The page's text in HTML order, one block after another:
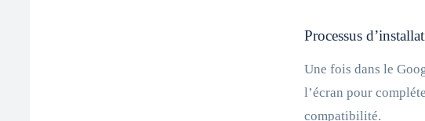
Processus
Une fois dans le
l’écran pour
compatibilité.